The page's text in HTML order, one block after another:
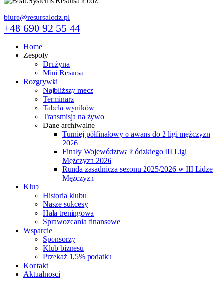
biuro@resursalodz.pl
+48 690 92 55 44
Home
Zespoły
Drużyna
Mini Resursa
Rozgrywki
Najbliższy mecz
Terminarz
Tabela wyników
Transmisja na żywo
Dane archiwalne
Turniej półfinałowy o awans do 2 ligi mężczyzn
2026
Finały Województwa Łódzkiego III Ligi
Mężczyzn 2026
Runda zasadnicza sezonu 2025/2026 w III Lidze
Mężczyzn
Klub
Historia klubu
Nasze sukcesy
Hala treningowa
Sprawozdania finansowe
Wsparcie
Sponsorzy
Klub biznesu
Przekaż 1,5% podatku
Kontakt
Aktualności